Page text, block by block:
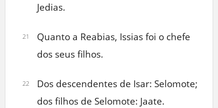
Jedias.
21
Quanto a Reabias, Issias foi o chefe
dos seus filhos.
22
Dos descendentes de Isar: Selomote;
dos filhos de Selomote: Jaate.